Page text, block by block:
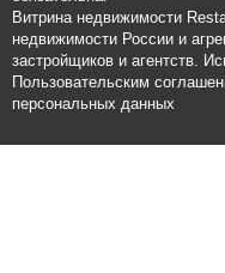
Витрина недвижимости
недвижимости России и
застройщиков и агентств.
Пользовательским
персональных данных